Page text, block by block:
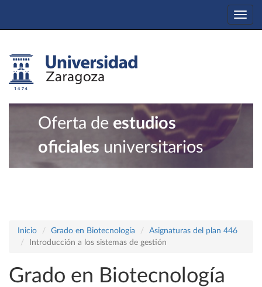
Oferta de estudios
oficiales universitarios
Inicio Grado en Biotecnología
Asignaturas del plan 446
Introducción a los sistemas de gestión
Grado en Biotecnología